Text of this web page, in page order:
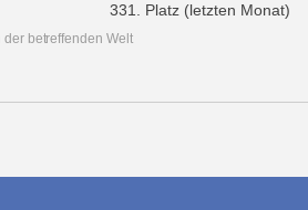
331. Platz (letzten Monat)
betreffenden Welt